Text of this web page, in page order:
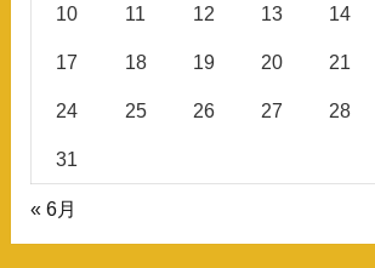
10 11 12 13 14
17 18 19 20 21
24 25 26 27 28
31
« 6月